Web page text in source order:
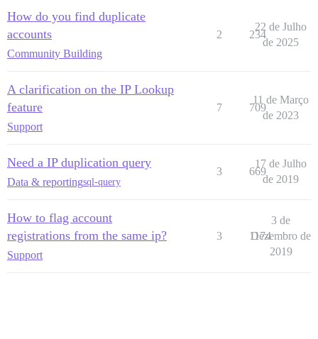
How do you find duplicate
accounts
Community Building
2 234
22 de Julho
de 2025
A clarification on the IP Lookup
feature
Support
7 709
11 de Março
de 2023
Need a IP duplication query
Data & reportingsql-query
3 669
17 de Julho
de 2019
How to flag account
registrations from the same ip?
Support
3 1174
3 de
Dezembro de
2019